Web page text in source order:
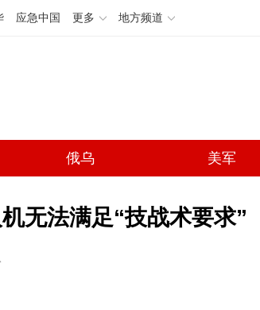
应急中国 更多 地方频道
俄乌 美军
无法满足“技战术要求”